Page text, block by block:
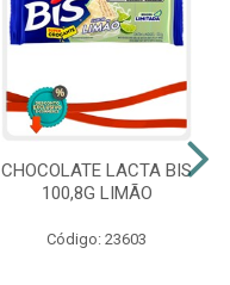
CHOCOLATE LACTA BIS
100,8G LIMÃO
Código: 23603